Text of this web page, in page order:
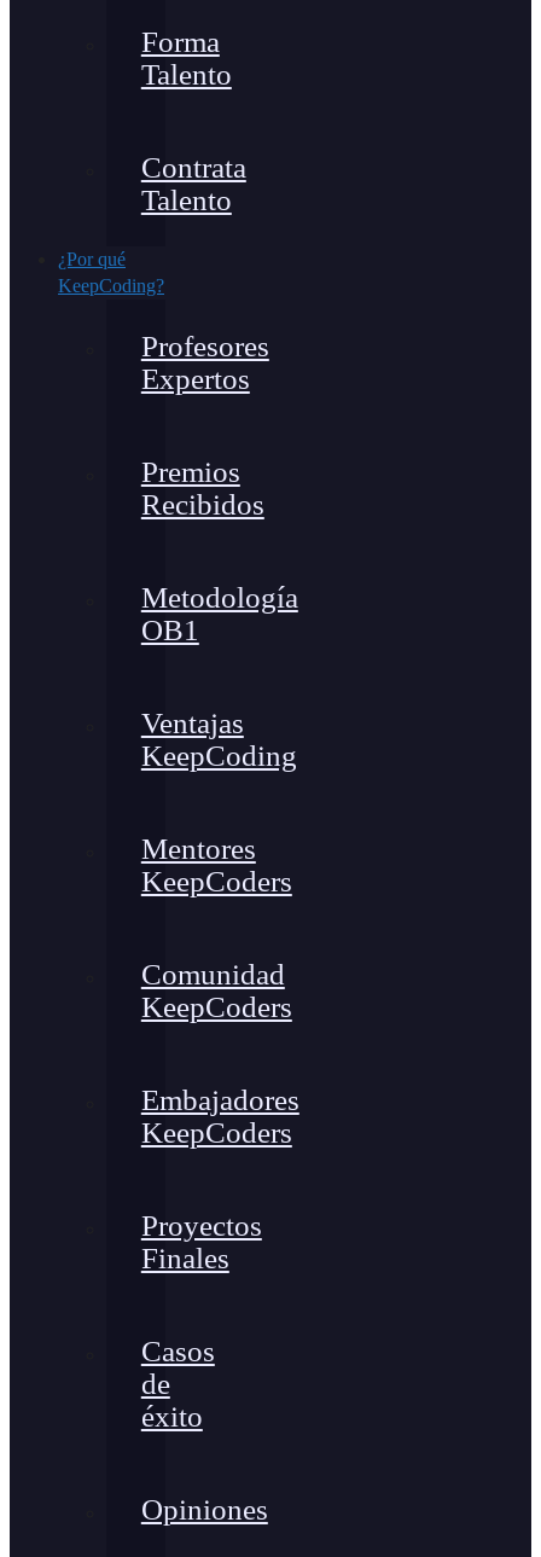
Forma
Talento
Contrata
Talento
¿Por qué
KeepCoding?
Profesores
Expertos
Premios
Recibidos
Metodología
OB1
Ventajas
KeepCoding
Mentores
KeepCoders
Comunidad
KeepCoders
Embajadores
KeepCoders
Proyectos
Finales
Casos
de
éxito
Opiniones